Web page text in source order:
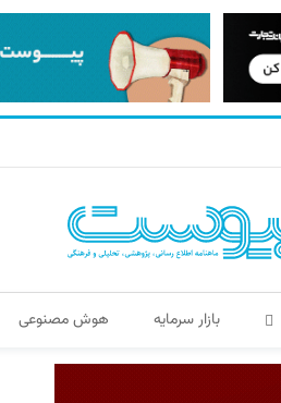
بازار سرمایه هوش مصنوعی